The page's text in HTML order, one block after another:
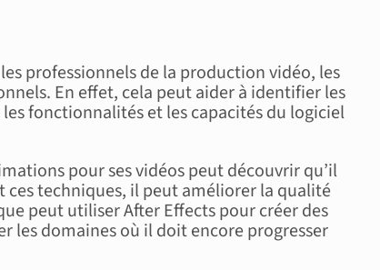
professionnels de la production vidéo, les
En effet, cela peut aider à identifier les
fonctionnalités et les capacités du logiciel
pour ses vidéos peut découvrir qu’il
ces techniques, il peut améliorer la qualité
peut utiliser After Effects pour créer des
les domaines où il doit encore progresser